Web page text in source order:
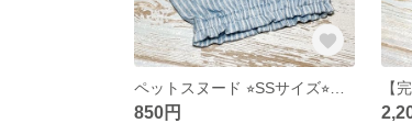
850円